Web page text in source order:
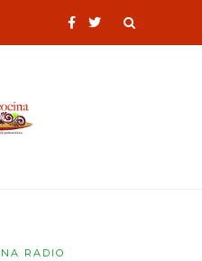
RADIO